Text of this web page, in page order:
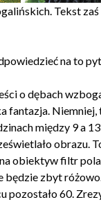
Tekst
na to
o dębach
fantazja.
między 9 a
obiektyw filtr
będzie zbyt
pozostało 60.